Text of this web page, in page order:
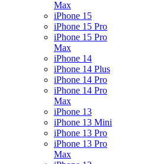
Max
iPhone 15
iPhone 15 Pro
iPhone 15 Pro
Max
iPhone 14
iPhone 14 Plus
iPhone 14 Pro
iPhone 14 Pro
Max
iPhone 13
iPhone 13 Mini
iPhone 13 Pro
iPhone 13 Pro
Max